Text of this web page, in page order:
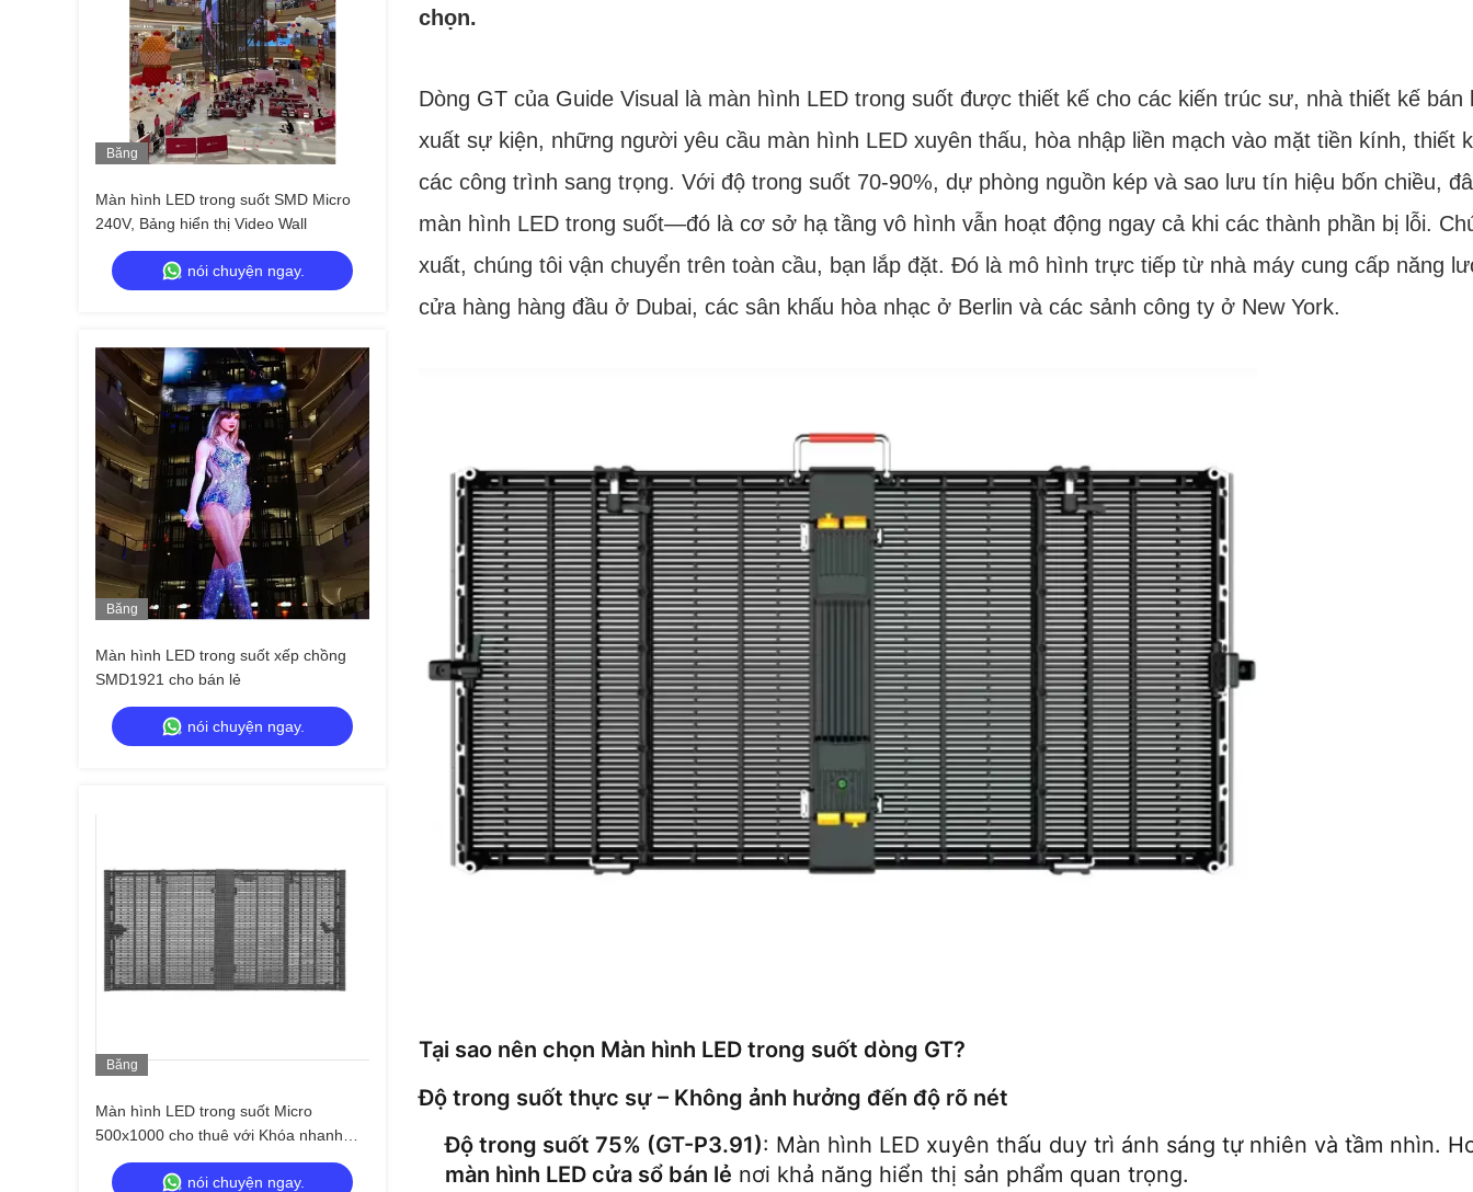
Băng
Màn hình LED trong suốt SMD Micro
240V, Bảng hiển thị Video Wall
nói chuyện ngay.
Băng
Màn hình LED trong suốt xếp chồng
SMD1921 cho bán lẻ
nói chuyện ngay.
Băng
Màn hình LED trong suốt Micro
500x1000 cho thuê với Khóa nhanh
Tùy chỉnh
nói chuyện ngay.
chọn.
Dòng GT của Guide Visual là màn hình LED trong suốt được thiết kế cho các kiến trúc sư, nhà thiết kế bán
xuất sự kiện, những người yêu cầu màn hình LED xuyên thấu, hòa nhập liền mạch vào mặt tiền kính, thiết
các công trình sang trọng. Với độ trong suốt 70-90%, dự phòng nguồn kép và sao lưu tín hiệu bốn chiều,
màn hình LED trong suốt—đó là cơ sở hạ tầng vô hình vẫn hoạt động ngay cả khi các thành phần bị lỗi.
xuất, chúng tôi vận chuyển trên toàn cầu, bạn lắp đặt. Đó là mô hình trực tiếp từ nhà máy cung cấp năng
cửa hàng hàng đầu ở Dubai, các sân khấu hòa nhạc ở Berlin và các sảnh công ty ở New York.
Tại sao nên chọn Màn hình LED trong suốt dòng GT?
Độ trong suốt thực sự – Không ảnh hưởng đến độ rõ nét
Độ trong suốt 75% (GT-P3.91)
màn hình LED cửa sổ bán lẻ nơi khả năng hiển thị sản phẩm quan trọng.